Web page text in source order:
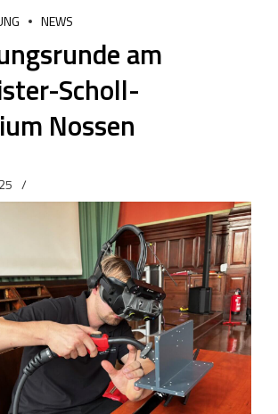
NEWS
am
Scholl-
Nossen